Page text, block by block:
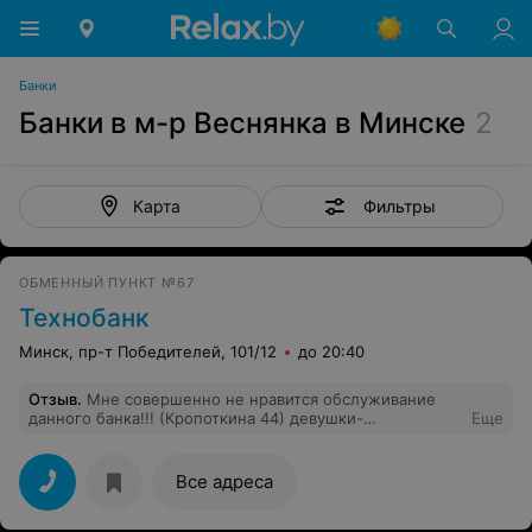
Банки
Банки в м-р Веснянка в Минске 2
Карта Фильтры
ОБМЕННЫЙ ПУНКТ №67
Технобанк
Минск, пр-т Победителей, 101/12 до 20:40
Отзыв. Мне совершенно не нравится обслуживание
данного банка!!! (Кропоткина 44) девушки-
кредитов , депозитов и тд...весьма грубые!!! объясняют
быстро, используя преимущественно свою
проф.лексику! если не понимаешь с первого
раза..делают такое лицо, словно, все вокруг
Еще
Все адреса